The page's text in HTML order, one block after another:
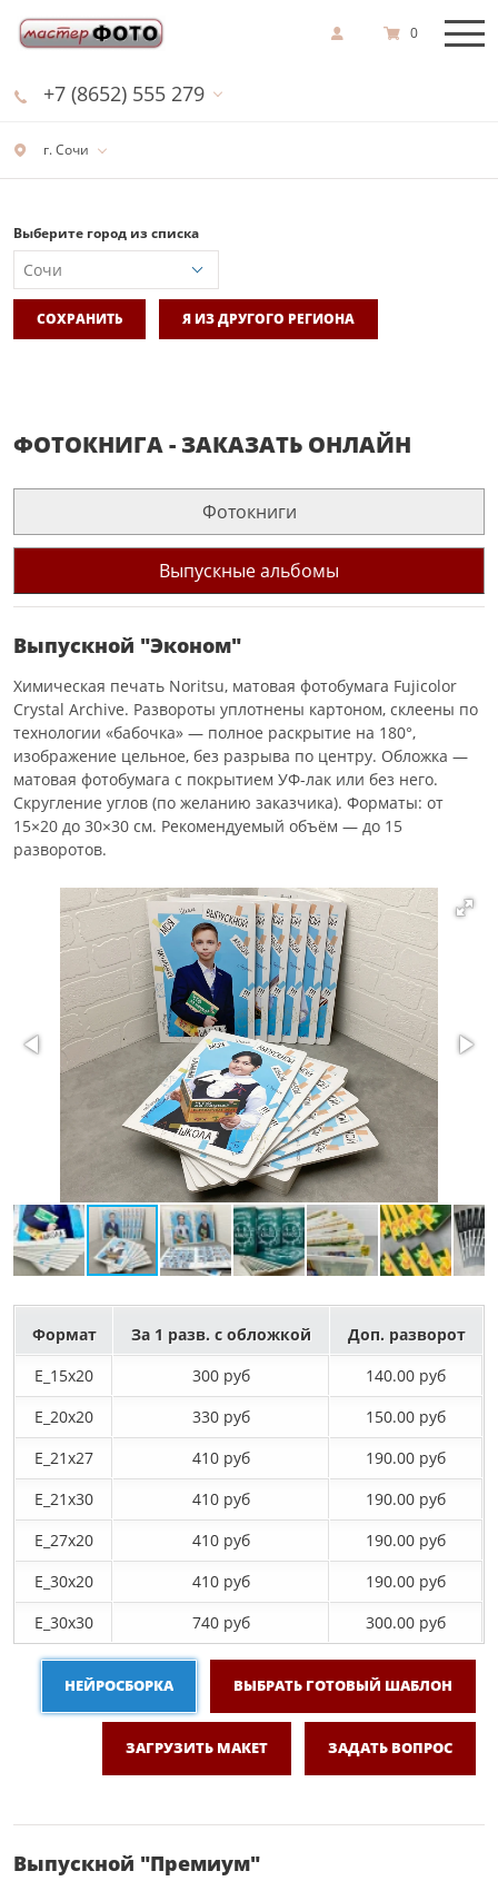
г. Сочи
+7 (8652) 555 279
0
Выберите город из списка
СОХРАНИТЬ Я ИЗ ДРУГОГО РЕГИОНА
ФОТОКНИГА - ЗАКАЗАТЬ ОНЛАЙН
Фотокниги
Выпускные альбомы
Выпускной "Эконом"
Химическая печать Noritsu, матовая фотобумага Fujicolor
Crystal Archive. Развороты уплотнены картоном, склеены по
технологии «бабочка» — полное раскрытие на 180°,
изображение цельное, без разрыва по центру. Обложка —
матовая фотобумага с покрытием УФ-лак или без него.
Скругление углов (по желанию заказчика). Форматы: от
15×20 до 30×30 см. Рекомендуемый объём — до 15
разворотов.
Формат За 1 разв. с обложкой
Доп. разворот
E_15х20
300 руб
140.00 руб
E_20х20
330 руб
150.00 руб
E_21х27
410 руб
190.00 руб
E_21х30
410 руб
190.00 руб
E_27x20
410 руб
190.00 руб
E_30x20
410 руб
190.00 руб
E_30х30
740 руб 300.00 руб
НЕЙРОСБОРКА ВЫБРАТЬ ГОТОВЫЙ ШАБЛОН
ЗАГРУЗИТЬ МАКЕТ ЗАДАТЬ ВОПРОС
Выпускной "Премиум"